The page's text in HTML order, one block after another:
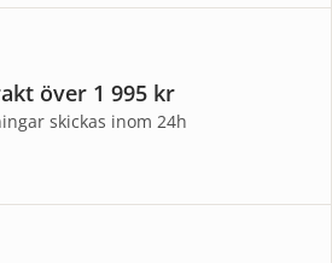
över 1 995 kr
skickas inom 24h